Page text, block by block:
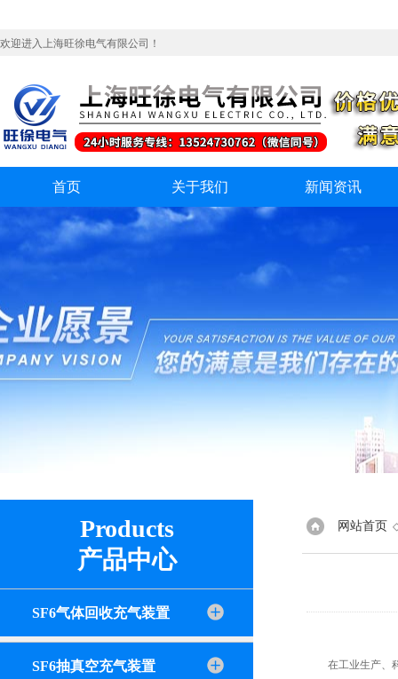
欢迎进入上海旺徐电气有限公司！
首页 关于我们 新闻资讯
Products
产品中心
SF6气体回收充气装置
SF6抽真空充气装置
网站首页
在工业生产、科